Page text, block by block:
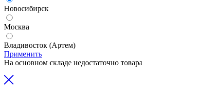
Новосибирск
Москва
Владивосток (Артем)
Применить
На основном складе недостаточно товара